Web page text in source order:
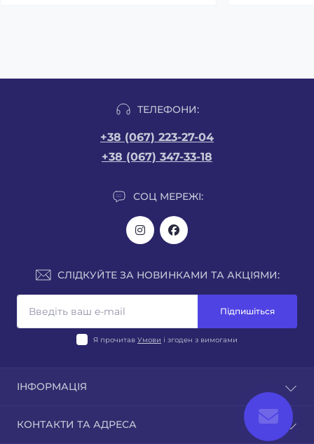
ТЕЛЕФОНИ:
+38 (067) 223-27-04
+38 (067) 347-33-18
СОЦ МЕРЕЖІ:
СЛІДКУЙТЕ ЗА НОВИНКАМИ ТА АКЦІЯМИ:
Підпишіться
Я прочитав Умови і згоден з вимогами
ІНФОРМАЦІЯ
Відгуки
КОНТАКТИ ТА АДРЕСА